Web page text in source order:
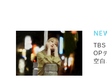
TBS
OP
空